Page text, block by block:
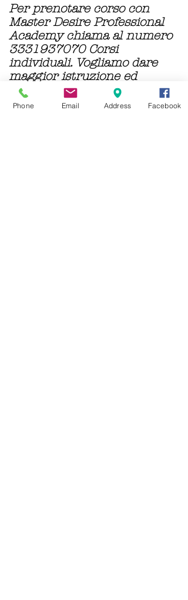
Per prenotare corso con
Master Desire Professional
Academy chiama al numero
3331937070Corsi
individuali. Vogliamo dare
maggior istruzione ed
attenzione per ogni alunno.
Phone Email Address Facebook